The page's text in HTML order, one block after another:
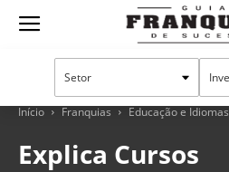
Guia
Franquias
Início Franquias Educação e Idiomas
Explica Cursos